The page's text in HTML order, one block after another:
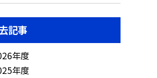
記事
年度
年度